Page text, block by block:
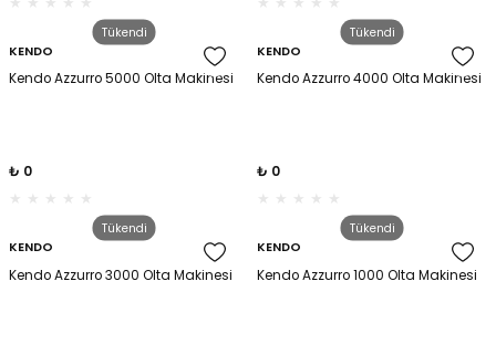
Tükendi
KENDO
Kendo Azzurro 5000 Olta Makinesi
₺ 0
Tükendi
KENDO
Kendo Azzurro 4000 Olta Makinesi
₺ 0
Tükendi
KENDO
Kendo Azzurro 3000 Olta Makinesi
Tükendi
KENDO
Kendo Azzurro 1000 Olta Makinesi